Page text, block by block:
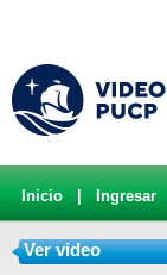
Inicio Ingresar
Ver video